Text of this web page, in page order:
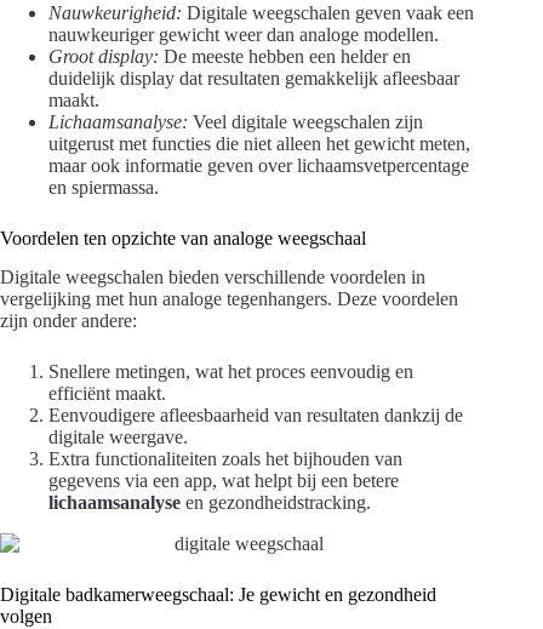
Nauwkeurigheid: Digitale weegschalen geven vaak een
nauwkeuriger gewicht weer dan analoge modellen.
Groot display: De meeste hebben een helder en
duidelijk display dat resultaten gemakkelijk afleesbaar
maakt.
Lichaamsanalyse: Veel digitale weegschalen zijn
uitgerust met functies die niet alleen het gewicht meten,
maar ook informatie geven over lichaamsvetpercentage
en spiermassa.
Voordelen ten opzichte van analoge weegschaal
Digitale weegschalen bieden verschillende voordelen in
vergelijking met hun analoge tegenhangers. Deze voordelen
zijn onder andere:
Snellere metingen, wat het proces eenvoudig en
efficiënt maakt.
Eenvoudigere afleesbaarheid van resultaten dankzij de
digitale weergave.
Extra functionaliteiten zoals het bijhouden van
gegevens via een app, wat helpt bij een betere
lichaamsanalyse en gezondheidstracking.
Digitale badkamerweegschaal: Je gewicht en gezondheid
volgen